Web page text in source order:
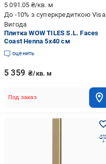
5 091.05 ₴/кв. м
До -10% з суперкредиткою Visa
Вигода
Плитка WOW TILES S.L. Faces
Coast Henna 5x40 см
оценить
5 359 ₴/кв. м
Под заказ